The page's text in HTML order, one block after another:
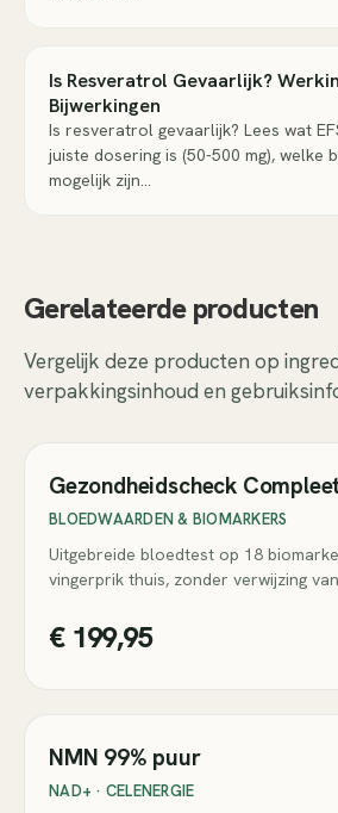
Is Resveratrol Gevaarlijk?
Bijwerkingen
Is resveratrol gevaarlijk? Lees wat
juiste dosering is (50-500 mg), welke
mogelijk zijn…
Gerelateerde producten
Vergelijk deze producten op
verpakkingsinhoud en
Populair
Gezondheidscheck
BLOEDWAARDEN & BIOMARKERS
Uitgebreide bloedtest op 18
vingerprik thuis, zonder verwijzing
€ 199,95
Bestseller
NMN 99% puur
NAD+ · CELENERGIE